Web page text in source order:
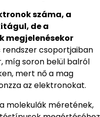
száma, a
de a
megjelenésekor
rendszer csoportjaiban
míg soron belül balról
mert nő a mag
az elektronokat.
molekulák méretének,